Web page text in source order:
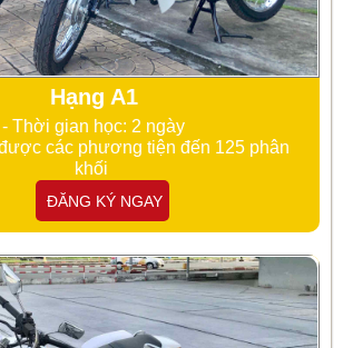
Hạng A1
- Thời gian học: 2 ngày
các phương tiện đến 125 phân
khối
ĐĂNG KÝ NGAY